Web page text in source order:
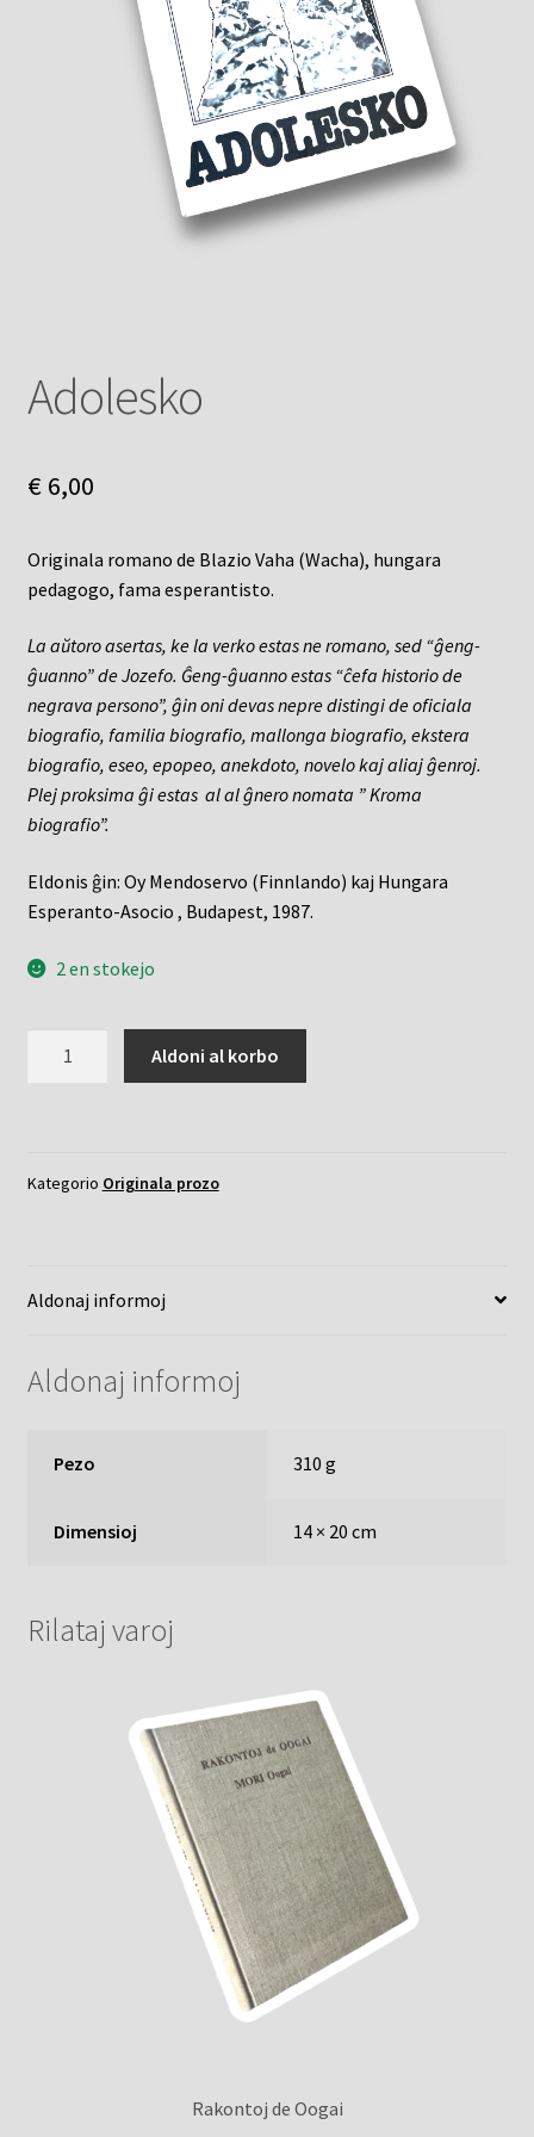
Adolesko
€6,00
Originala romano de Blazio Vaha (Wacha), hungara
pedagogo, fama esperantisto.
La aŭtoro asertas, ke la verko estas ne romano, sed “ĝeng-
ĝuanno” de Jozefo. Ĝeng-ĝuanno estas “ĉefa historio de
negrava persono”, ĝin oni devas nepre distingi de oficiala
biografio, familia biografio, mallonga biografio, ekstera
biografio, eseo, epopeo, anekdoto, novelo kaj aliaj ĝenroj.
Plej proksima ĝi estas al al ĝnero nomata ” Kroma
biografio”.
Eldonis ĝin: Oy Mendoservo (Finnlando) kaj Hungara
Esperanto-Asocio , Budapest, 1987.
2 en stokejo
Aldoni al korbo
Kategorio Originala prozo
Aldonaj informoj
Aldonaj informoj
Pezo 310 g
Dimensioj 14 × 20 cm
Rilataj varoj
Rakontoj de Oogai